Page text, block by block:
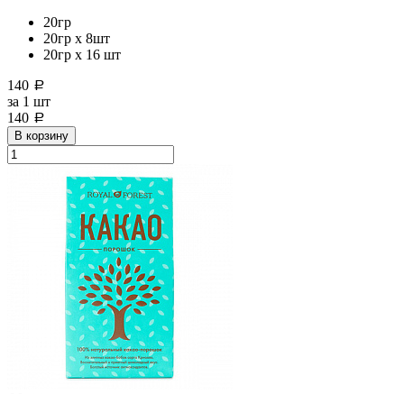
20гр
20гр x 8шт
20гр х 16 шт
140 a
за 1 шт
140 a
В корзину